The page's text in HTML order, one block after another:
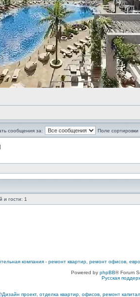
сообщения за: Поле сортировки
и гости: 1
компания - ремонт квартир, ремонт офисов,
Powered by phpBB® Forum
Русская